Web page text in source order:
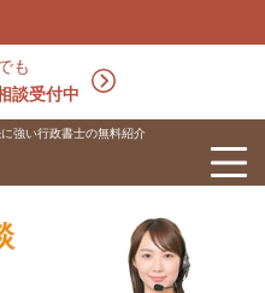
も
談受付中
強い行政書士の無料紹介